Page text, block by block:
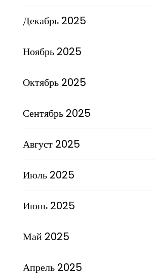
Декабрь 2025
Ноябрь 2025
Октябрь 2025
Сентябрь 2025
Август 2025
Июль 2025
Июнь 2025
Май 2025
Апрель 2025